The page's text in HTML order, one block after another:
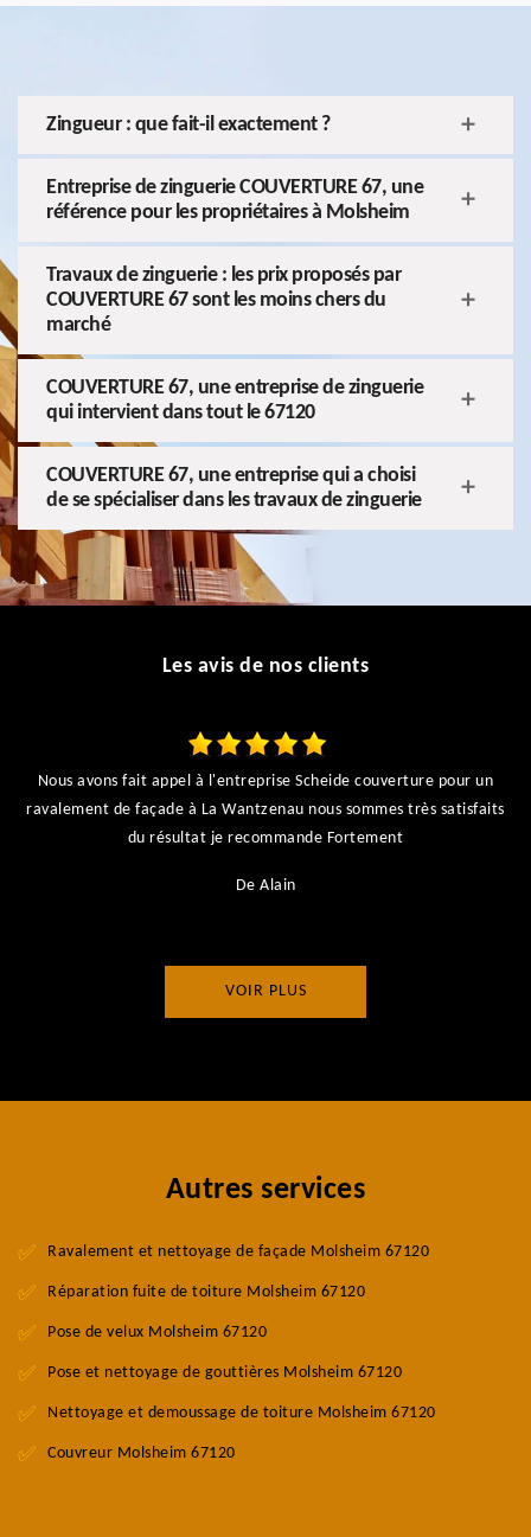
Zingueur : que fait-il exactement ?
Entreprise de zinguerie COUVERTURE 67, une
référence pour les propriétaires à Molsheim
Travaux de zinguerie : les prix proposés par
COUVERTURE 67 sont les moins chers du
marché
COUVERTURE 67, une entreprise de zinguerie
qui intervient dans tout le 67120
COUVERTURE 67, une entreprise qui a choisi
de se spécialiser dans les travaux de zinguerie
Les avis de nos clients
Nous avons fait appel à l'entreprise Scheide couverture pour un
ravalement de façade à La Wantzenau nous sommes très satisfaits
du résultat je recommande Fortement
De Alain
VOIR PLUS
Autres services
Ravalement et nettoyage de façade Molsheim 67120
Réparation fuite de toiture Molsheim 67120
Pose de velux Molsheim 67120
Pose et nettoyage de gouttières Molsheim 67120
Nettoyage et demoussage de toiture Molsheim 67120
Couvreur Molsheim 67120